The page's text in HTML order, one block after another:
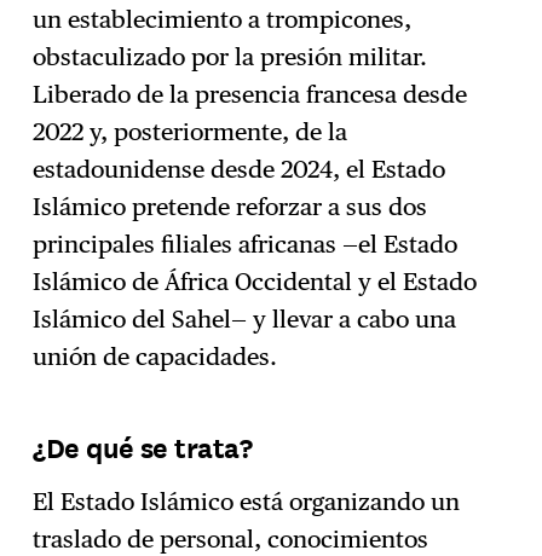
un establecimiento a trompicones,
obstaculizado por la presión militar.
Liberado de la presencia francesa desde
2022 y, posteriormente, de la
estadounidense desde 2024, el Estado
Islámico pretende reforzar a sus dos
principales filiales africanas —el Estado
Islámico de África Occidental y el Estado
Islámico del Sahel— y llevar a cabo una
unión de capacidades.
¿De qué se trata?
El Estado Islámico está organizando un
traslado de personal, conocimientos